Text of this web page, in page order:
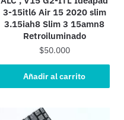
3-15itl6 Air 15 2020 slim
3.15iah8 Slim 3 15amn8
Retroiluminado
$50.000
Añadir al carrito